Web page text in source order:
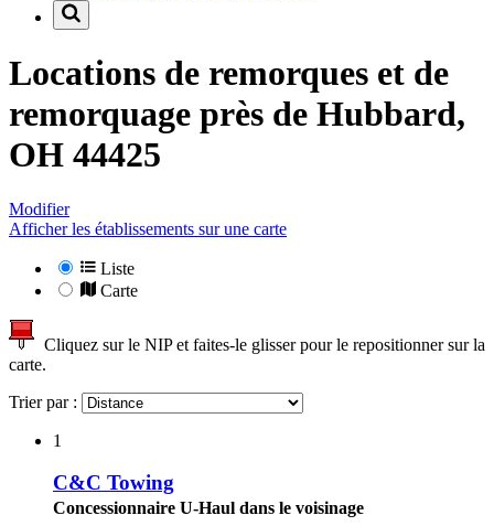
Locations de remorques et de
remorquage près de Hubbard,
OH 44425
Modifier
Afficher les établissements sur une carte
Liste
Carte
Cliquez sur le NIP et faites-le glisser pour le repositionner sur la
carte.
Trier par :
1
C&C Towing
Concessionnaire U-Haul dans le voisinage